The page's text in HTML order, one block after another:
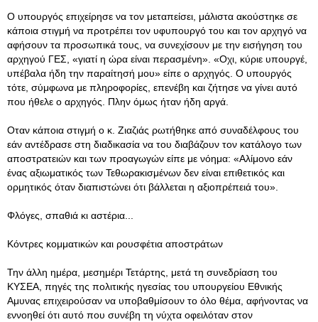
Ο υπουργός επιχείρησε να τον μεταπείσει, μάλιστα ακούστηκε σε
κάποια στιγμή να προτρέπει τον υφυπουργό του και τον αρχηγό να
αφήσουν τα προσωπικά τους, να συνεχίσουν με την εισήγηση του
αρχηγού ΓΕΣ, «γιατί η ώρα είναι περασμένη». «Οχι, κύριε υπουργέ,
υπέβαλα ήδη την παραίτησή μου» είπε ο αρχηγός. Ο υπουργός
τότε, σύμφωνα με πληροφορίες, επενέβη και ζήτησε να γίνει αυτό
που ήθελε ο αρχηγός. Πλην όμως ήταν ήδη αργά.
Οταν κάποια στιγμή ο κ. Ζιαζιάς ρωτήθηκε από συναδέλφους του
εάν αντέδρασε στη διαδικασία να του διαβάζουν τον κατάλογο των
αποστρατειών και των προαγωγών είπε με νόημα: «Αλίμονο εάν
ένας αξιωματικός των Τεθωρακισμένων δεν είναι επιθετικός και
ορμητικός όταν διαπιστώνει ότι βάλλεται η αξιοπρέπειά του».
Φλόγες, σπαθιά κι αστέρια...
Κόντρες κομματικών και ρουσφέτια αποστράτων
Την άλλη ημέρα, μεσημέρι Τετάρτης, μετά τη συνεδρίαση του
ΚΥΣΕΑ, πηγές της πολιτικής ηγεσίας του υπουργείου Εθνικής
Αμυνας επιχειρούσαν να υποβαθμίσουν το όλο θέμα, αφήνοντας να
εννοηθεί ότι αυτό που συνέβη τη νύχτα οφειλόταν στον